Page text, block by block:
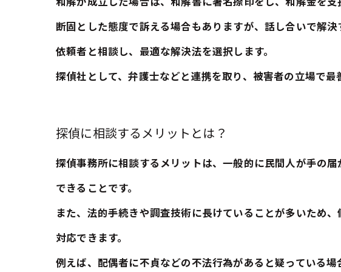
断固とした態度で訴える場合もありますが、話し合いで解決
依頼者と相談し、最適な解決法を選択します。
探偵社として、弁護士などと連携を取り、被害者の立場で
探偵に相談するメリットとは？
探偵事務所に相談するメリットは、一般的に民間人が手の
できることです。
また、法的手続きや調査技術に長けていることが多いため
対応できます。
例えば、配偶者に不貞などの不法行為があると疑っている場